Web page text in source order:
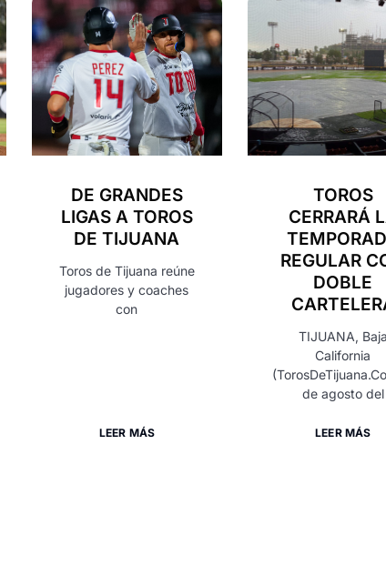
DE GRANDES
LIGAS A TOROS
DE TIJUANA
Toros de Tijuana reúne
jugadores y coaches
con
LEER MÁS
TOROS
CERRARÁ
REGULAR
DOBLE
TIJUANA, Baja
California
de agosto del
LEER MÁS